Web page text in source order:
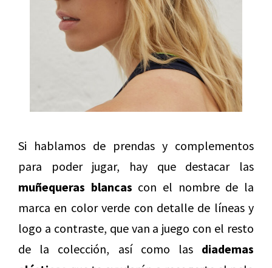
Si hablamos de prendas y complementos
para poder jugar, hay que destacar las
muñequeras blancas con el nombre de la
marca en color verde con detalle de líneas y
logo a contraste, que van a juego con el resto
de la colección, así como las diademas